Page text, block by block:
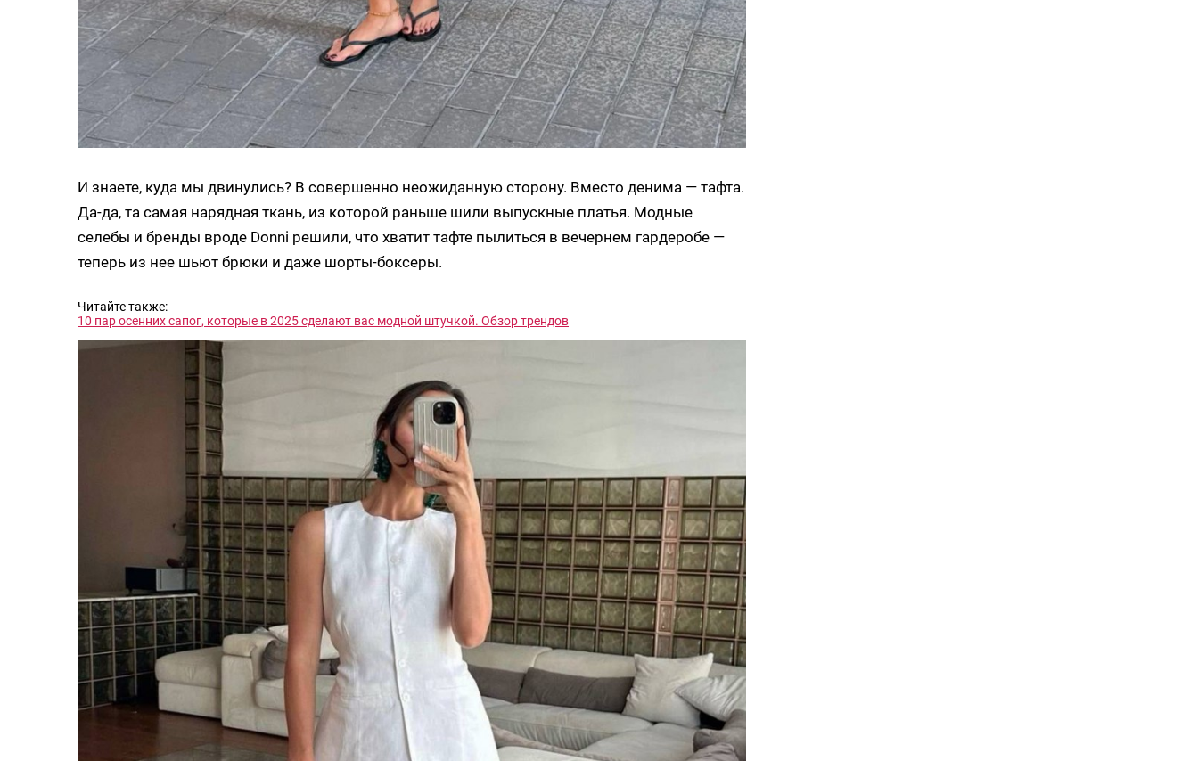
И знаете, куда мы двинулись? В совершенно неожиданную сторону. Вместо денима — тафта.
Да-да, та самая нарядная ткань, из которой раньше шили выпускные платья. Модные
селебы и бренды вроде Donni решили, что хватит тафте пылиться в вечернем гардеробе —
теперь из нее шьют брюки и даже шорты-боксеры.
Читайте также:
10 пар осенних сапог, которые в 2025 сделают вас модной штучкой. Обзор трендов